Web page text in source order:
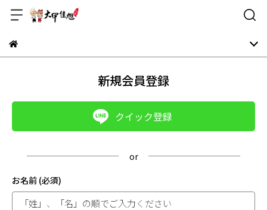
新規会員登録
クイック登録
お名前 (必須)